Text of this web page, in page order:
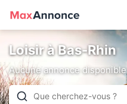
Loisir à Bas-Rhin
Aucune annonce disponible